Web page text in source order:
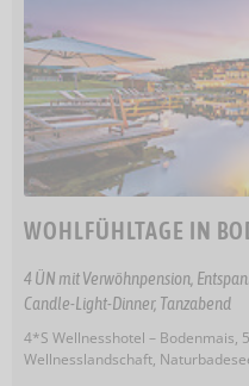
WOHLFÜHLTAGE IN
4 ÜN mit Verwöhnpension,
Candle-Light-Dinner, Tanzabend
4*S Wellnesshotel – Bodenmais,
Wellnesslandschaft,